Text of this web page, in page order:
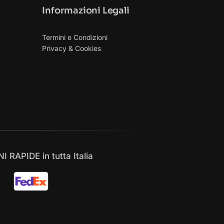
Informazioni Legali
Termini e Condizioni
Privacy & Cookies
RAPIDE in tutta Italia